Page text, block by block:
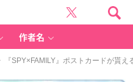
作者名
『SPY×FAMILY』ポストカードが貰え